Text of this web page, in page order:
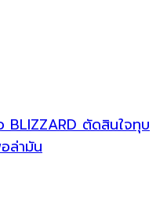
BLIZZARD ตัดสินใจทุบ
ล่ามัน